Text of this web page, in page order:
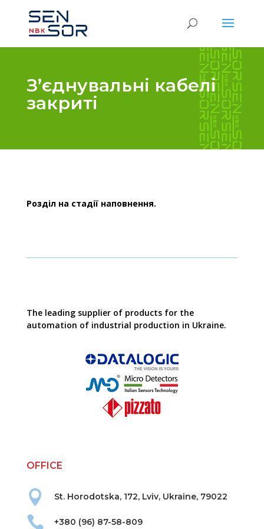
З’єднувальні кабелі
закриті
Розділ на стадії наповнення.
The leading supplier of products for the
automation of industrial production in Ukraine.
OFFICE
 St. Horodotska, 172, Lviv, Ukraine, 79022
 +380 (96) 87-58-809